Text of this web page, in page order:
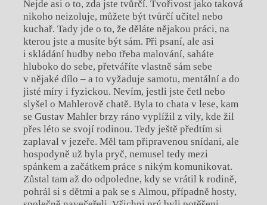
Nejde asi o to, zda jste tvůrčí. Tvořivost jako taková
nikoho neizoluje, můžete být tvůrčí učitel nebo
kuchař. Tady jde o to, že děláte nějakou práci, na
kterou jste a musíte být sám. Při psaní, ale asi
i skládání hudby nebo třeba malování, saháte
hluboko do sebe, přetváříte vlastně sám sebe
v nějaké dílo – a to vyžaduje samotu, mentální a do
jisté míry i fyzickou. Nevím, jestli jste četl nebo
slyšel o Mahlerově chatě. Byla to chata v lese, kam
se Gustav Mahler brzy ráno vyplížil z vily, kde žil
přes léto se svojí rodinou. Tedy ještě předtím si
zaplaval v jezeře. Měl tam připravenou snídani, ale
hospodyně už byla pryč, nemusel tedy mezi
spánkem a začátkem práce s nikým komunikovat.
Zůstal tam až do odpoledne, kdy se vrátil k rodině,
pohrál si s dětmi a pak se s Almou, případně hosty,